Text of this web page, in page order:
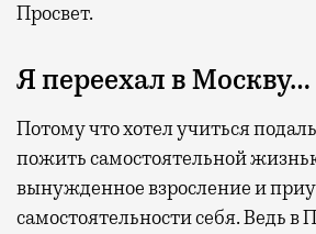
Просвет.
Я переехал в Москву…
Потому что хотел учиться
пожить самостоятельной
вынужденное взросление и
самостоятельности себя. Ведь в